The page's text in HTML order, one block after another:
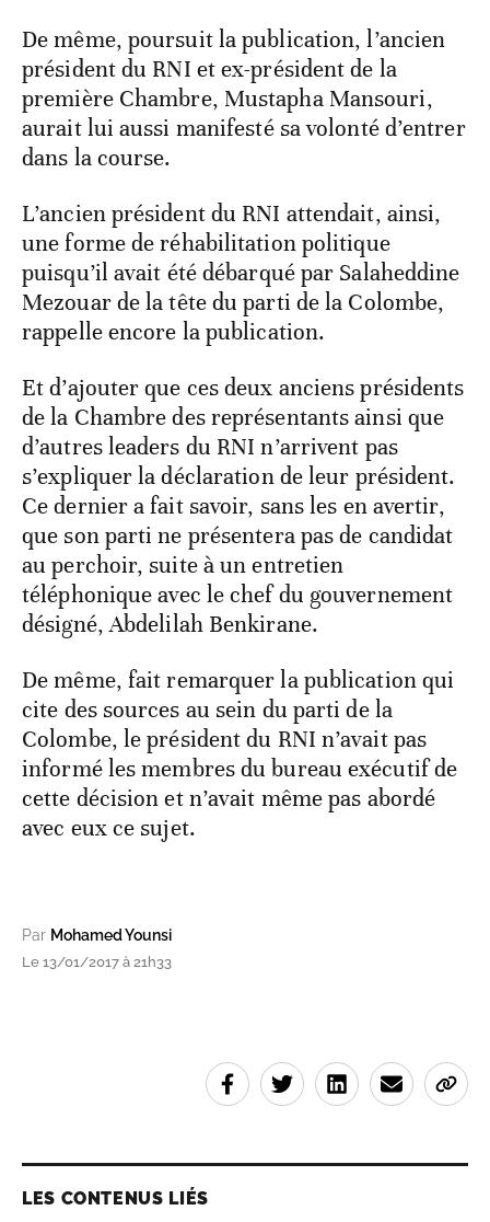
De même, poursuit la publication, l’ancien
président du RNI et ex-président de la
première Chambre, Mustapha Mansouri,
aurait lui aussi manifesté sa volonté d’entrer
dans la course.
L’ancien président du RNI attendait, ainsi,
une forme de réhabilitation politique
puisqu’il avait été débarqué par Salaheddine
Mezouar de la tête du parti de la Colombe,
rappelle encore la publication.
Et d’ajouter que ces deux anciens présidents
de la Chambre des représentants ainsi que
d’autres leaders du RNI n’arrivent pas
s’expliquer la déclaration de leur président.
Ce dernier a fait savoir, sans les en avertir,
que son parti ne présentera pas de candidat
au perchoir, suite à un entretien
téléphonique avec le chef du gouvernement
désigné, Abdelilah Benkirane.
De même, fait remarquer la publication qui
cite des sources au sein du parti de la
Colombe, le président du RNI n’avait pas
informé les membres du bureau exécutif de
cette décision et n’avait même pas abordé
avec eux ce sujet.
Par Mohamed Younsi
Le 13/01/2017 à 21h33
LES CONTENUS LIÉS